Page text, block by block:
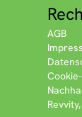
AGB